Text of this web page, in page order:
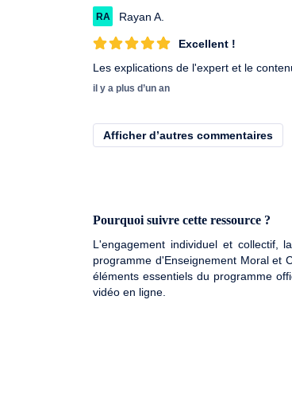
RA Rayan A.
Excellent !
Les explications de
il y a plus d’un an
Afficher d’autres commentaires
Pourquoi suivre cette ressource ?
L'engagement individuel et collectif,
programme d'Enseignement Moral et
éléments essentiels du programme
vidéo en ligne.